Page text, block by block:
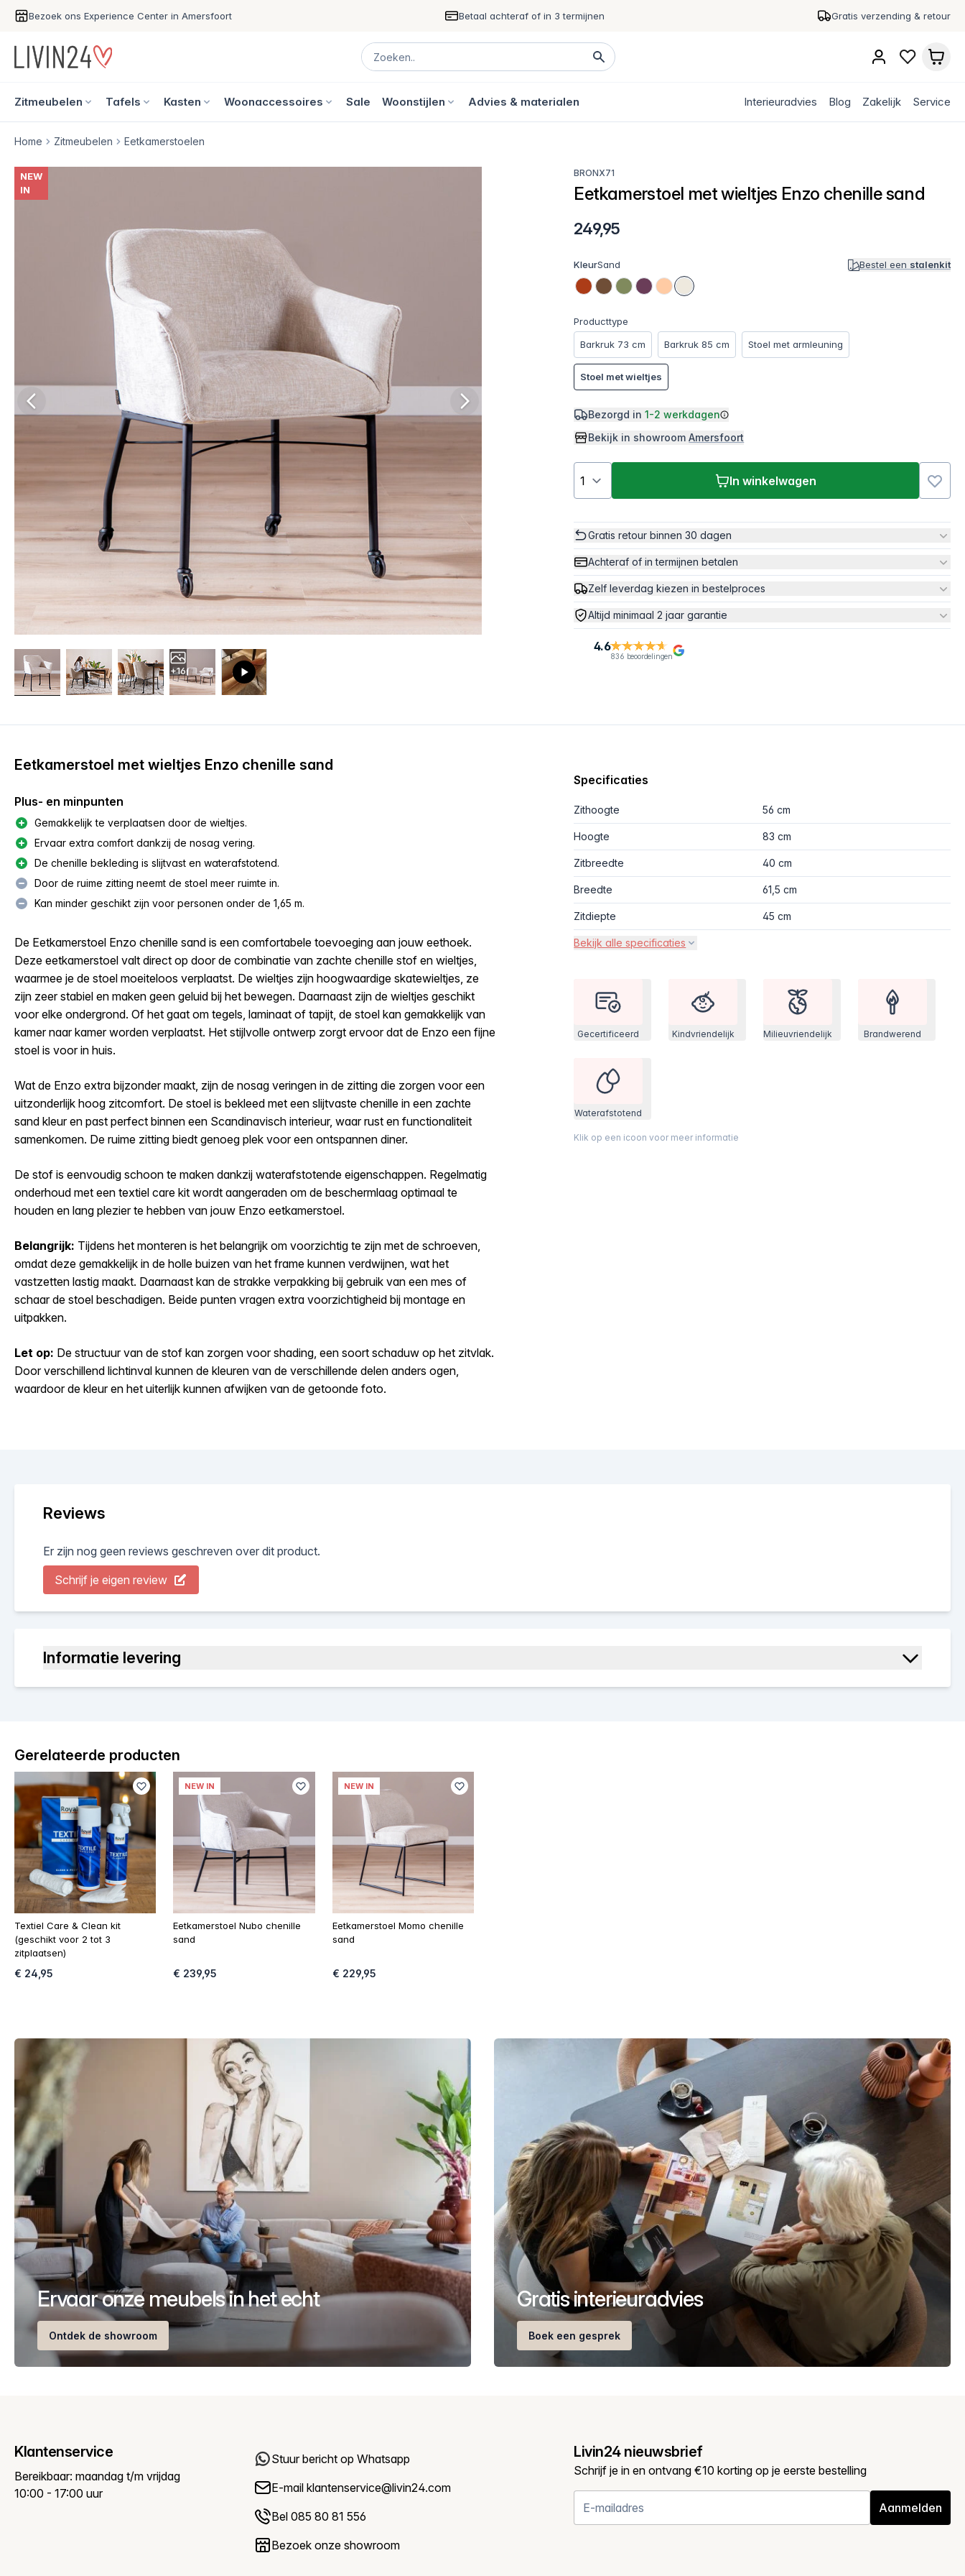
Bezoek ons Experience Center in Amersfoort Betaal achteraf of in 3 termijnen Gratis verzending & retour
Zitmeubelen Tafels Kasten Woonaccessoires Sale Woonstijlen Advies & materialen Interieuradvies Blog Zakelijk Service
Home Zitmeubelen Eetkamerstoelen
NEW
IN
+16
BRONX71
Eetkamerstoel met wieltjes Enzo chenille sand
249,95
KleurSand Bestel een stalenkit
Producttype
Barkruk 73 cm
Barkruk 85 cm Stoel met armleuning
Stoel met wieltjes
Bezorgd in 1-2 werkdagen
Bekijk in showroomAmersfoort
In winkelwagen
Gratis retour binnen 30 dagen
Achteraf of in termijnen betalen
Zelf leverdag kiezen in bestelproces
Altijd minimaal 2 jaar garantie
4.6
836 beoordelingen
Eetkamerstoel met wieltjes Enzo chenille sand
Plus- en minpunten
Gemakkelijk te verplaatsen door de wieltjes.
Ervaar extra comfort dankzij de nosag vering.
De chenille bekleding is slijtvast en waterafstotend.
Door de ruime zitting neemt de stoel meer ruimte in.
Kan minder geschikt zijn voor personen onder de 1,65 m.
De Eetkamerstoel Enzo chenille sand is een comfortabele toevoeging aan jouw eethoek.
Deze eetkamerstoel valt direct op door de combinatie van zachte chenille stof en wieltjes,
waarmee je de stoel moeiteloos verplaatst. De wieltjes zijn hoogwaardige skatewieltjes, ze
zijn zeer stabiel en maken geen geluid bij het bewegen. Daarnaast zijn de wieltjes geschikt
voor elke ondergrond. Of het gaat om tegels, laminaat of tapijt, de stoel kan gemakkelijk van
kamer naar kamer worden verplaatst. Het stijlvolle ontwerp zorgt ervoor dat de Enzo een fijne
stoel is voor in huis.
Wat de Enzo extra bijzonder maakt, zijn de nosag veringen in de zitting die zorgen voor een
uitzonderlijk hoog zitcomfort. De stoel is bekleed met een slijtvaste chenille in een zachte
sand kleur en past perfect binnen een Scandinavisch interieur, waar rust en functionaliteit
samenkomen. De ruime zitting biedt genoeg plek voor een ontspannen diner.
De stof is eenvoudig schoon te maken dankzij waterafstotende eigenschappen. Regelmatig
onderhoud met een textiel care kit wordt aangeraden om de beschermlaag optimaal te
houden en lang plezier te hebben van jouw Enzo eetkamerstoel.
Belangrijk: Tijdens het monteren is het belangrijk om voorzichtig te zijn met de schroeven,
omdat deze gemakkelijk in de holle buizen van het frame kunnen verdwijnen, wat het
vastzetten lastig maakt. Daarnaast kan de strakke verpakking bij gebruik van een mes of
schaar de stoel beschadigen. Beide punten vragen extra voorzichtigheid bij montage en
uitpakken.
Let op: De structuur van de stof kan zorgen voor shading, een soort schaduw op het zitvlak.
Door verschillend lichtinval kunnen de kleuren van de verschillende delen anders ogen,
waardoor de kleur en het uiterlijk kunnen afwijken van de getoonde foto.
Specificaties
Zithoogte 56 cm
Hoogte 83 cm
Zitbreedte 40 cm
Breedte 61,5 cm
Zitdiepte 45 cm
Bekijk alle specificaties
Gecertificeerd Kindvriendelijk Milieuvriendelijk Brandwerend
Waterafstotend
Klik op een icoon voor meer informatie
Reviews
Er zijn nog geen reviews geschreven over dit product.
Schrijf je eigen review
Informatie levering
Gerelateerde producten
Textiel Care & Clean kit
(geschikt voor 2 tot 3
zitplaatsen)
€ 24,95
NEW IN
Eetkamerstoel Nubo chenille
sand
€ 239,95
NEW IN
Eetkamerstoel Momo chenille
sand
€ 229,95
Ervaar onze meubels in het echt
Ontdek de showroom
Gratis interieuradvies
Boek een gesprek
Klantenservice
Bereikbaar: maandag t/m vrijdag
10:00 - 17:00 uur
Stuur bericht op Whatsapp
E-mail klantenservice@livin24.com
Bel 085 80 81 556
Bezoek onze showroom
Livin24 nieuwsbrief
Schrijf je in en ontvang €10 korting op je eerste bestelling
Aanmelden